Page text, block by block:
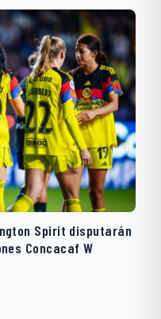
Spirit disputarán
Concacaf W